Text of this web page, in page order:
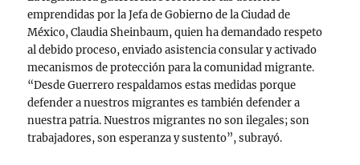
emprendidas por la Jefa de Gobierno de la Ciudad de
México, Claudia Sheinbaum, quien ha demandado respeto
al debido proceso, enviado asistencia consular y activado
mecanismos de protección para la comunidad migrante.
“Desde Guerrero respaldamos estas medidas porque
defender a nuestros migrantes es también defender a
nuestra patria. Nuestros migrantes no son ilegales; son
trabajadores, son esperanza y sustento”, subrayó.